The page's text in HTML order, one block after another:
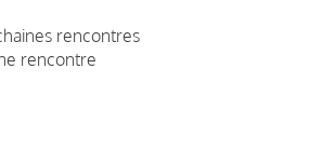
rencontres
rencontre